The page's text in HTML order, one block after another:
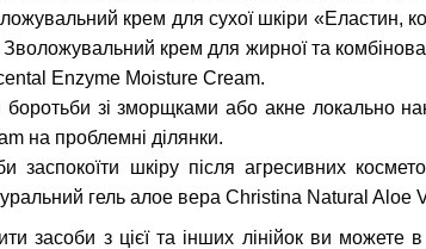
крем для сухої шкіри «Еластин,
Зволожувальний крем для жирної та
Enzyme Moisture Cream.
боротьби зі зморщками або акне локально
на проблемні ділянки.
заспокоїти шкіру після агресивних
гель алое вера Christina Natural Aloe
засоби з цієї та інших лінійок ви можете